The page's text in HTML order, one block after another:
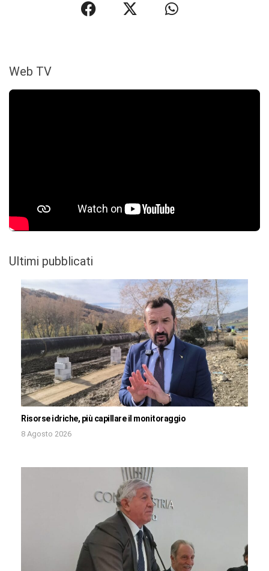
Web TV
Ultimi pubblicati
Risorse idriche, più capillare il monitoraggio
8 Agosto 2026